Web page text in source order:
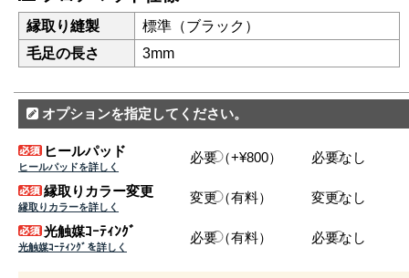
縁取り縫製
標準（ブラック）
毛足の長さ
3mm
オプションを指定してください。
ヒールパッド
ヒールパッドを詳しく
必要（+¥800） 必要なし
縁取りカラー変更
縁取りカラーを詳しく
変更（有料） 変更なし
光触媒ｺｰﾃｨﾝｸﾞ
光触媒ｺｰﾃｨﾝｸﾞを詳しく
必要（有料） 必要なし